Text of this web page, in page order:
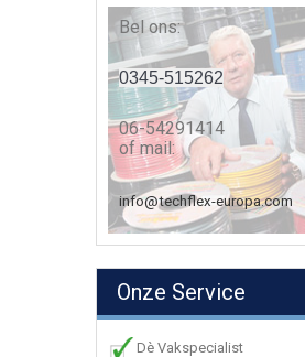
Bel ons:
0345-515262
06-54291414
of mail:
info@techflex-europa.com
Onze Service
Dè Vakspecialist